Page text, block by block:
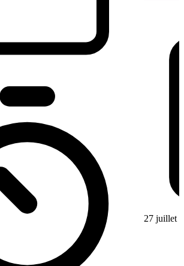
27 juillet